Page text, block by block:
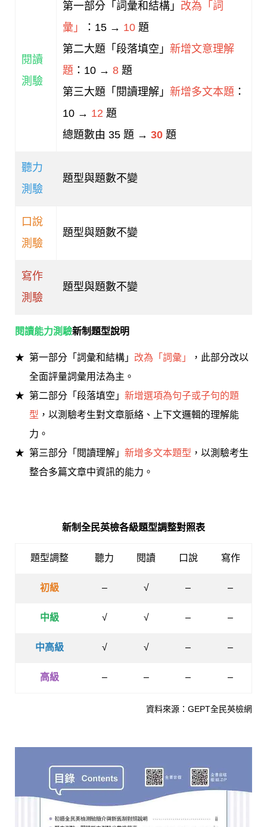
閱讀
測驗
第一部分「詞彙和結構」 改為「詞
彙」
：15 → 10 題
第二大題「段落填空」 新增文意理解
題 ：10 → 8 題
第三大題「閱讀理解」 新增多文本題 ：
10 → 12 題
總題數由 35 題 → 30 題
聽力
測驗
題型與題數不變
口說
測驗
題型與題數不變
寫作
測驗
題型與題數不變
閱讀能力測驗新制題型說明
第一部分「詞彙和結構」 改為「詞彙」
，此部分改以
全面評量詞彙用法為主。
第二部分「段落填空」 新增選項為句子或子句的題
型 ，以測驗考生對文章脈絡、上下文邏輯的理解能
力。
第三部分「閱讀理解」 新增多文本題型 ，以測驗考生
整合多篇文章中資訊的能力。
新制全民英檢各級題型調整對照表
題型調整 聽力 閱讀 口說 寫作
初級 – √ – –
中級 √ √ – –
中高級 √ √ – –
高級 – – – –
資料來源：GEPT全民英檢網